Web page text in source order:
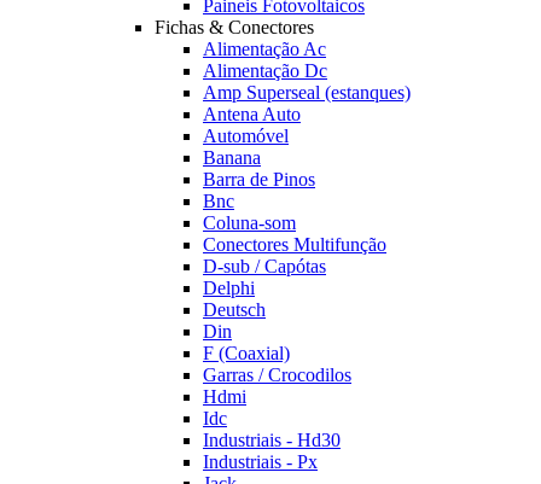
Paineis Fotovoltaicos
Fichas & Conectores
Alimentação Ac
Alimentação Dc
Amp Superseal (estanques)
Antena Auto
Automóvel
Banana
Barra de Pinos
Bnc
Coluna-som
Conectores Multifunção
D-sub / Capótas
Delphi
Deutsch
Din
F (Coaxial)
Garras / Crocodilos
Hdmi
Idc
Industriais - Hd30
Industriais - Px